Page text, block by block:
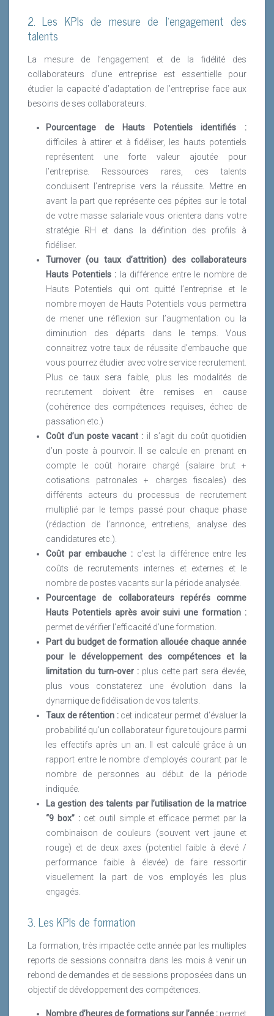
2. Les KPIs de mesure de l’engagement des
talents
La mesure de l’engagement et de la fidélité des
collaborateurs d’une entreprise est essentielle pour
étudier la capacité d’adaptation de l’entreprise face aux
besoins de ses collaborateurs.
Pourcentage de Hauts Potentiels identifiés :
difficiles à attirer et à fidéliser, les hauts potentiels
représentent une forte valeur ajoutée pour
l’entreprise. Ressources rares, ces talents
conduisent l’entreprise vers la réussite. Mettre en
avant la part que représente ces pépites sur le total
de votre masse salariale vous orientera dans votre
stratégie RH et dans la définition des profils à
fidéliser.
Turnover (ou taux d’attrition) des collaborateurs
Hauts Potentiels : la différence entre le nombre de
Hauts Potentiels qui ont quitté l’entreprise et le
nombre moyen de Hauts Potentiels vous permettra
de mener une réflexion sur l’augmentation ou la
diminution des départs dans le temps. Vous
connaitrez votre taux de réussite d’embauche que
vous pourrez étudier avec votre service recrutement.
Plus ce taux sera faible, plus les modalités de
recrutement doivent être remises en cause
(cohérence des compétences requises, échec de
passation etc.)
Coût d’un poste vacant : il s’agit du coût quotidien
d’un poste à pourvoir. Il se calcule en prenant en
compte le coût horaire chargé (salaire brut +
cotisations patronales + charges fiscales) des
différents acteurs du processus de recrutement
multiplié par le temps passé pour chaque phase
(rédaction de l’annonce, entretiens, analyse des
candidatures etc.).
Coût par embauche :c’est la différence entre les
coûts de recrutements internes et externes et le
nombre de postes vacants sur la période analysée.
Pourcentage de collaborateurs repérés comme
Hauts Potentiels après avoir suivi une formation :
permet de vérifier l’efficacité d’une formation.
Part du budget de formation allouée chaque année
pour le développement des compétences et la
limitation du turn-over : plus cette part sera élevée,
plus vous constaterez une évolution dans la
dynamique de fidélisation de vos talents.
Taux de rétention :cet indicateur permet d’évaluer la
probabilité qu’un collaborateur figure toujours parmi
les effectifs après un an. Il est calculé grâce à un
rapport entre le nombre d’employés courant par le
nombre de personnes au début de la période
indiquée.
La gestion des talents par l’utilisation de la matrice
“9 box” :cet outil simple et efficace permet par la
combinaison de couleurs (souvent vert jaune et
rouge) et de deux axes (potentiel faible à élevé /
performance faible à élevée) de faire ressortir
visuellement la part de vos employés les plus
engagés.
3. Les KPIs de formation
La formation, très impactée cette année par les multiples
reports de sessions connaitra dans les mois à venir un
rebond de demandes et de sessions proposées dans un
objectif de développement des compétences.
Nombre d’heures de formations sur l’année :permet